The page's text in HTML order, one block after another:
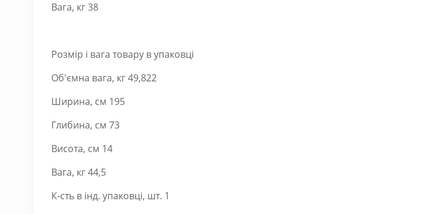
Вага, кг 38
Розмір і вага товару в упаковці
Об'ємна вага, кг 49,822
Ширина, см 195
Глибина, см 73
Висота, см 14
Вага, кг 44,5
К-сть в інд. упаковці, шт. 1